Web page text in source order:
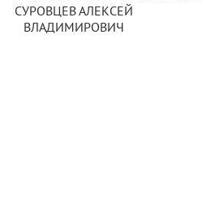
СУРОВЦЕВ АЛЕКСЕЙ
ВЛАДИМИРОВИЧ